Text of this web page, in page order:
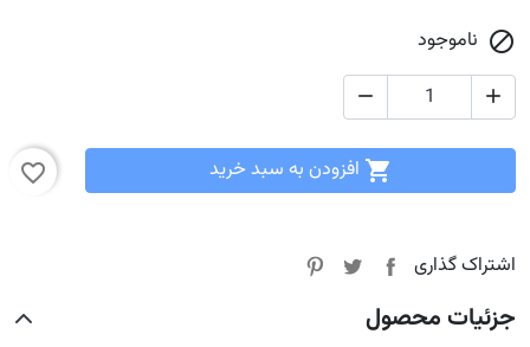
 ناموجود


 افزودن به سبد خرید favorite_border
اشتراک گذاری
جزئیات محصول